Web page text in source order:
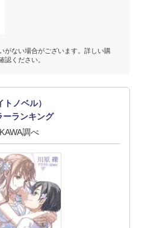
がない場合がございます。詳しい購
認ください。
ノベル）
ーランキング
調べ